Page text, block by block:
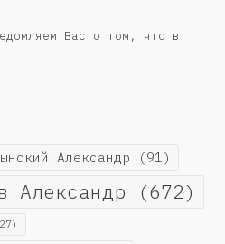
Вас о том, что в
Александр (91)
Александр (672)